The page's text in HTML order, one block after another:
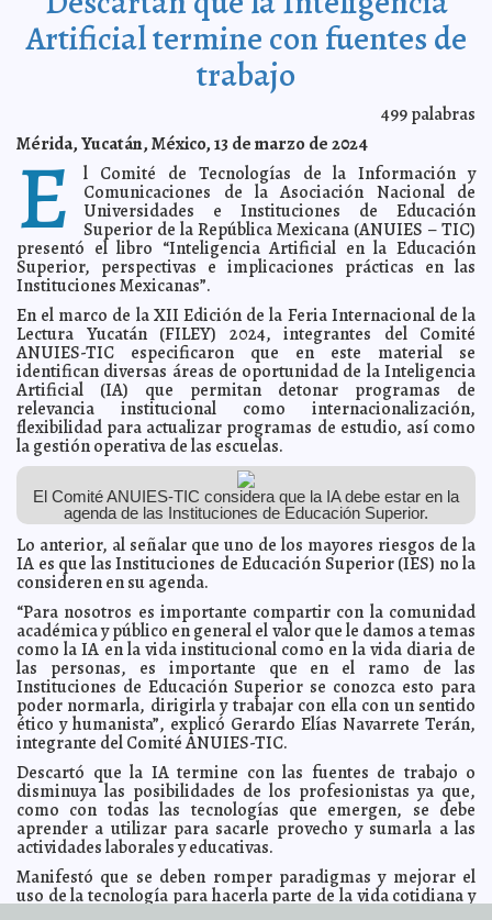
Madera
2024-03-28 18:28:40 El Ayuntamiento mantendrá guardias para atender la
ciudad durante la Semana Santa Carmen Alicia Briceño Sánchez
El Ayuntamiento garantiza la adecuada hidratación de
las especies de los zoológicos del municipio ante las altas
2024-03-28 18:20:20 Convive Cecilia Patrón con jóvenes deportistas
Aldama
2024-03-28 18:06:09 Reconocen a 20 empresas con el distintivo “Empresas
comprometidas con los Derechos Humanos” Jorge Armando León Borges
2024-03-28 18:01:47 Crimen organizado y elecciones: combinación
peligrosa para el próximo proceso electoral Javier W. López Madera
2024-03-28 17:39:07 Ciudadanos no quieren ser funcionarios de casilla:
solo cerca del 30% acepta el cargo cívico Kamila López
2024-03-22 13:07:11 Cruz Roja Mexicana lista para apoyar en temporada
vacacional. Laura Aldama
2024-03-22 13:04:24 Más jóvenes se interesan por los problemas mundiales
Javier W. López Madera
2024-03-22 13:00:07 Pronostican calurosa Semana Santa
Jorge Armando León
Borges
2024-03-22 12:58:10 Campus de Arquitectura de la Uady se distingue como
Edificio 100% Libre de Humo de Tabaco y Emisiones
Presentan el libro “Valladolid, capital gastronómica de
Yucatán” en el Museo Soumaya Kamila López
2024-03-18 20:08:15 El Ayuntamiento de Mérida promueve el cuidado y
tenencia responsable de los animales de compañía Kamila López
2024-03-18 20:04:49 Otorgan reconocimiento al actor Roberto Sosa en la
FILEY 2024 Laura Aldama
2024-03-17 20:32:58 El Ayuntamiento de Mérida fomenta hábitos saludables
en la población del Municipio. Claudia Sofía Gómez Infante
2024-03-17 20:30:56 Aprenden y disfrutan el cine con los cinco sentidos
Kamila López
2024-03-17 20:26:08 Entre Risas y Reflexiones: No te Pierdas "Dime que no
es cierto" Javier W. López Madera
2024-03-17 20:21:49 "Lo humano y lo no humano en la poesía": Gloria
Chacon subraya el aporte de la literatura indígena
Infante
2024-03-15 19:19:40 Anáhuac Mayab presente en la FILEY 2024 Laura Aldama
2024-03-15 19:13:56 Profesores UADY destacan la figura de la tutoría para el
desarrollo de los estudiantes Laura Aldama
2024-03-15 19:11:27 Guardianas digitales contra la violencia cibernética
Claudia Sofía Gómez Infante
El respeto, tema principal de los jóvenes en la segunda
Artificial termine con fuentes de
trabajo
499palabras
Mérida, Yucatán, México, 13 de marzo de 2024
E l Comité de Tecnologías de la Información y
Comunicaciones de la Asociación Nacional de
Universidades e Instituciones de Educación
Superior de la República Mexicana (ANUIES – TIC)
presentó el libro “Inteligencia Artificial en la Educación
Superior, perspectivas e implicaciones prácticas en las
Instituciones Mexicanas”.
En el marco de la XII Edición de la Feria Internacional de la
Lectura Yucatán (FILEY) 2024, integrantes del Comité
ANUIES-TIC especificaron que en este material se
identifican diversas áreas de oportunidad de la Inteligencia
Artificial (IA) que permitan detonar programas de
relevancia institucional como internacionalización,
flexibilidad para actualizar programas de estudio, así como
la gestión operativa de las escuelas.
El Comité ANUIES-TIC considera que la IA debe estar en la
agenda de las Instituciones de Educación Superior.
Lo anterior, al señalar que uno de los mayores riesgos de la
IA es que las Instituciones de Educación Superior (IES) no la
consideren en su agenda.
“Para nosotros es importante compartir con la comunidad
académica y público en general el valor que le damos a temas
como la IA en la vida institucional como en la vida diaria de
las personas, es importante que en el ramo de las
Instituciones de Educación Superior se conozca esto para
poder normarla, dirigirla y trabajar con ella con un sentido
ético y humanista”, explicó Gerardo Elías Navarrete Terán,
integrante del Comité ANUIES-TIC.
Descartó que la IA termine con las fuentes de trabajo o
disminuya las posibilidades de los profesionistas ya que,
como con todas las tecnologías que emergen, se debe
aprender a utilizar para sacarle provecho y sumarla a las
actividades laborales y educativas.
Manifestó que se deben romper paradigmas y mejorar el
uso de la tecnología para hacerla parte de la vida cotidiana y